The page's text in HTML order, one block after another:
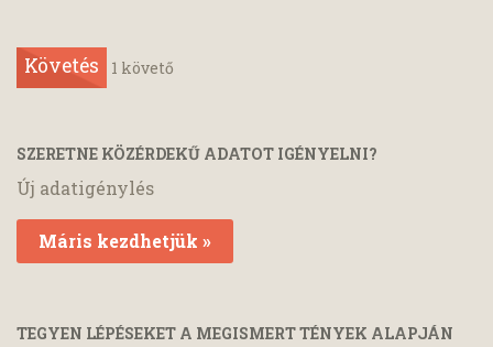
Követés 1 követő
SZERETNE KÖZÉRDEKŰ ADATOT IGÉNYELNI?
Új adatigénylés
Máris kezdhetjük »
TEGYEN LÉPÉSEKET A MEGISMERT TÉNYEK ALAPJÁN